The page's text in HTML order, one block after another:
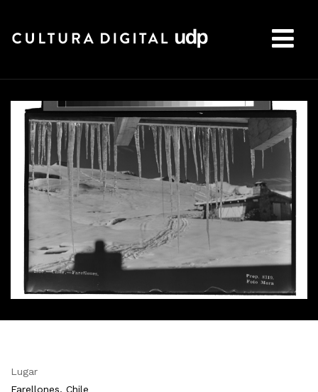
Lugar
Farellones, Chile